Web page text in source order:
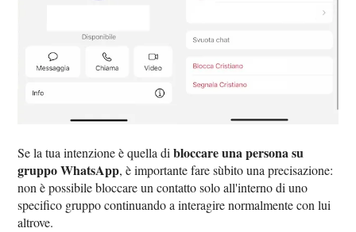
Se la tua intenzione è quella dibloccare una persona su
gruppo WhatsApp, è importante fare sùbito una precisazione:
non è possibile bloccare un contatto solo all'interno di uno
specifico gruppo continuando a interagire normalmente con lui
altrove.